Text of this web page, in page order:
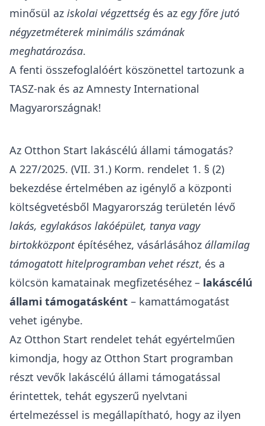
minősül az iskolai végzettség és az egy főre jutó
négyzetméterek minimális számának
meghatározása.
A fenti összefoglalóért köszönettel tartozunk a
TASZ-nak és az Amnesty International
Magyarországnak!
Az Otthon Start lakáscélú állami támogatás?
A 227/2025. (VII. 31.) Korm. rendelet 1. § (2)
bekezdése értelmében az igénylő a központi
költségvetésből Magyarország területén lévő
lakás, egylakásos lakóépület, tanya vagy
birtokközpontépítéséhez, vásárlásához államilag
támogatott hitelprogramban vehet részt, és a
kölcsön kamatainak megfizetéséhez – lakáscélú
állami támogatásként – kamattámogatást
vehet igénybe.
Az Otthon Start rendelet tehát egyértelműen
kimondja, hogy az Otthon Start programban
részt vevők lakáscélú állami támogatással
érintettek, tehát egyszerű nyelvtani
értelmezéssel is megállapítható, hogy az ilyen